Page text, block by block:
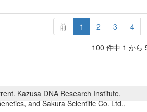
前 1 2 3 4
100 件中 1 から
Kazusa DNA Research Institute,
and Sakura Scientific Co. Ltd.,